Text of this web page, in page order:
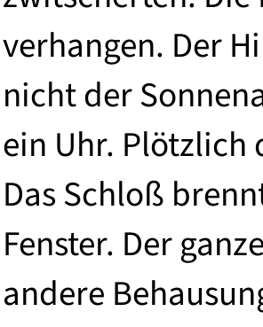
verhangen. Der
nicht der
ein Uhr. Plötzlich
Das Schloß
Fenster. Der
andere